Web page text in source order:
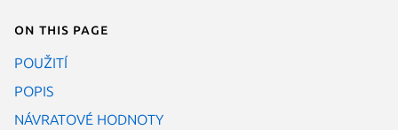
On this page
POUŽITÍ
POPIS
NÁVRATOVÉ HODNOTY